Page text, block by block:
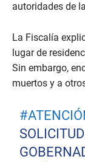
autoridades de
La Fiscalía
lugar de
Sin embargo,
muertos y a